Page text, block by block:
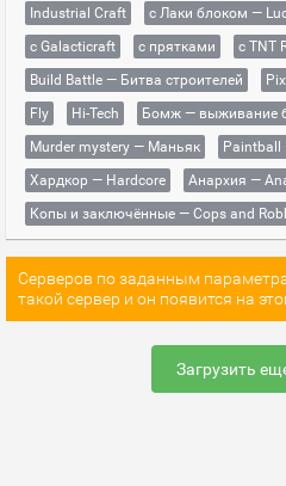
Industrial Craft
с Лаки блоком —
с Galacticraft
с прятками с TNT
Build Battle — Битва строителей
Fly
Hi-Tech
Бомж — выживание
Murder mystery — Маньяк
Paintball
Хардкор — Hardcore
Анархия —
Копы и заключённые — Cops and
Серверов по заданным
такой сервер и он появится на
Загрузить